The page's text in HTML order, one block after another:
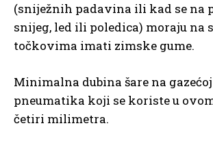
(sniježnih padavina ili kad se na
snijeg, led ili poledica) moraju na
točkovima imati zimske gume.
Minimalna dubina šare na
pneumatika koji se koriste u
četiri milimetra.